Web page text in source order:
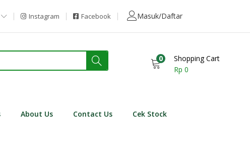
Instagram Facebook Masuk/Daftar
0
Shopping Cart
Rp 0
About Us Contact Us Cek Stock